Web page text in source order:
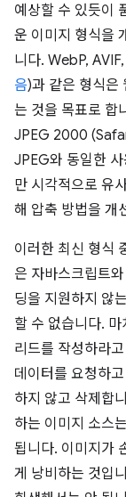
예상할 수 있듯이
운 이미지 형식을
니다. WebP, AVIF,
음)과 같은 형식은
는 것을 목표로 합
JPEG 2000
JPEG와 동일한
만 시각적으로 유
해 압축 방법을 개
이러한 최신 형식
은 자바스크립트
딩을 지원하지 않
할 수 없습니다.
리드를 작성하라
데이터를 요청하
하지 않고 삭제합
하는 이미지 소스
됩니다. 이미지가
게 낭비하는 것입